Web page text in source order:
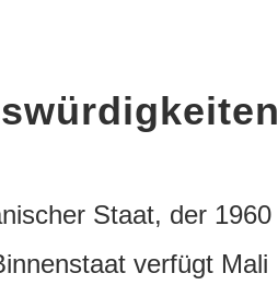
Staat, der 1960
verfügt Mali